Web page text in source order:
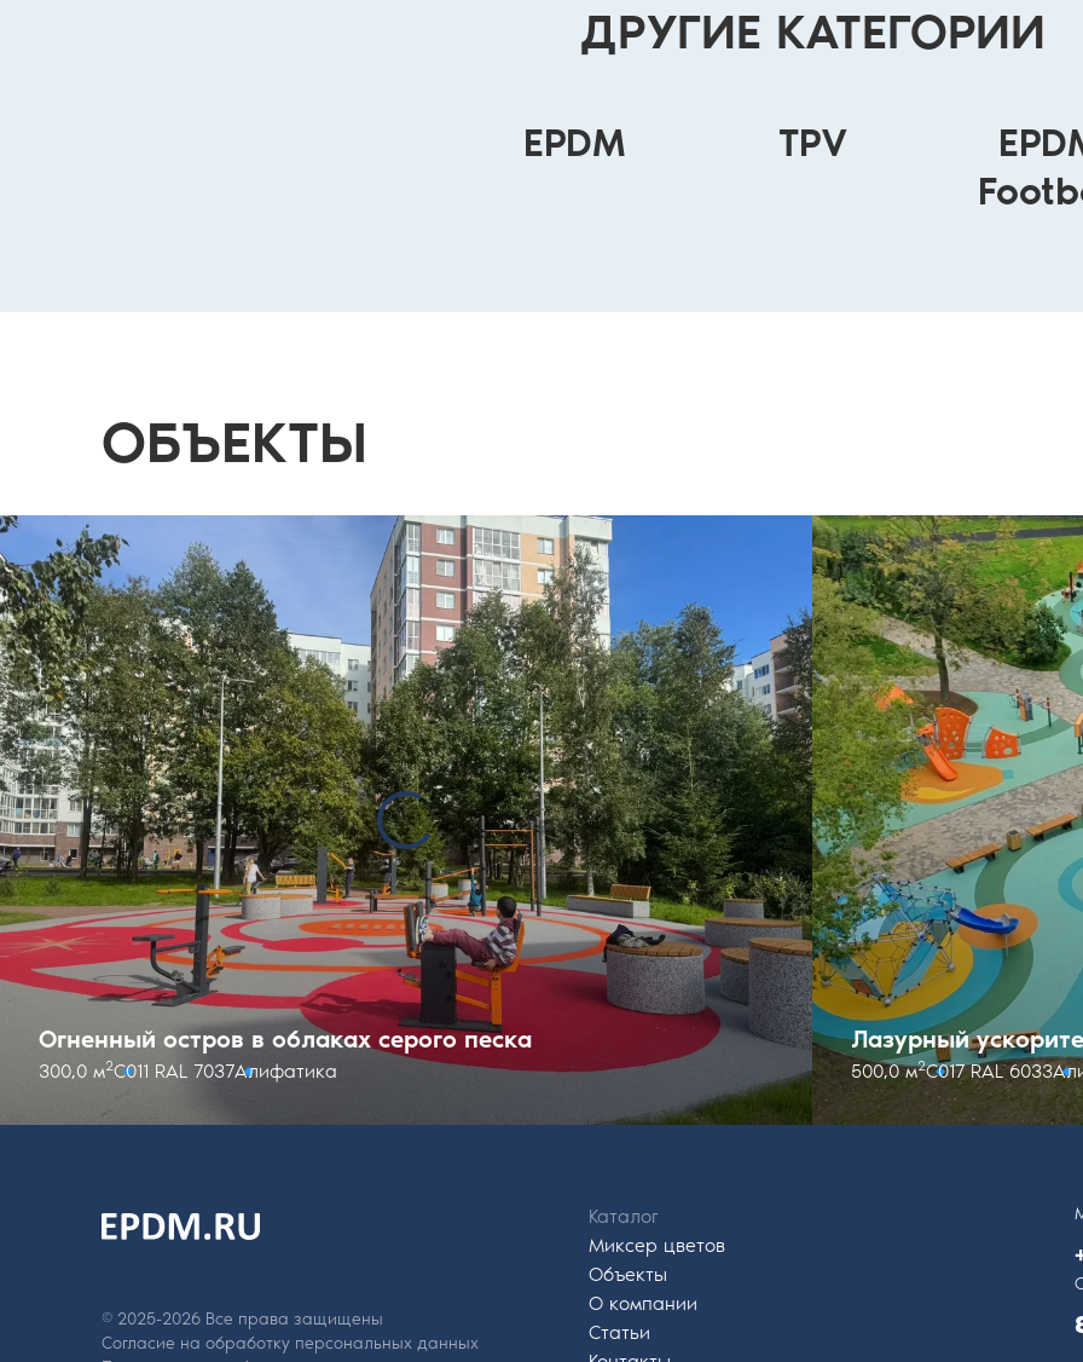
ДРУГИЕ КАТЕГОРИИ
EPDM TPV
ОБЪЕКТЫ
Огненный остров в облаках серого песка
300,0 м2С011 RAL 7037Алифатика
Лазурный
500,0 м2С017 RAL 6033
На главную
© 2025-2026 Все права защищены
Согласие на обработку персональных данных
Каталог
Миксер цветов
Объекты
О компании
Статьи